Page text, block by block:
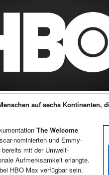
auf sechs Kontinenten,
The Welcome
nominierten und Emmy-
mit der Umwelt-
Aufmerksamkeit erlangte.
HBO Max verfügbar sein.